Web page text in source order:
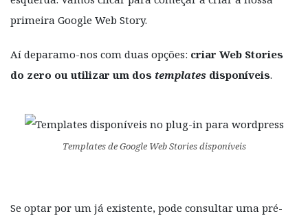
primeira Google Web Story.
Aí deparamo-nos com duas opções: criar Web Stories
do zero ou utilizar um dos templates disponíveis.
Templatesde Google Web Stories disponíveis
Se optar por um já existente, pode consultar uma pré-